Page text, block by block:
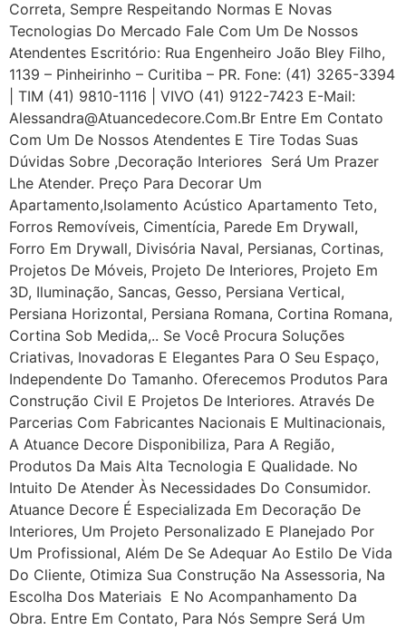
Correta, Sempre Respeitando Normas E Novas
Tecnologias Do Mercado Fale Com Um De Nossos
Atendentes Escritório: Rua Engenheiro João Bley Filho,
1139 – Pinheirinho – Curitiba – PR. Fone: (41) 3265-3394
| TIM (41) 9810-1116 | VIVO (41) 9122-7423 E-Mail:
Alessandra@atuancedecore.com.br Entre Em Contato
Com Um De Nossos Atendentes E Tire Todas Suas
Dúvidas Sobre ,Decoração Interiores Será Um Prazer
Lhe Atender. Preço Para Decorar Um
Apartamento,Isolamento Acústico Apartamento Teto,
Forros Removíveis, Cimentícia, Parede Em Drywall,
Forro Em Drywall, Divisória Naval, Persianas, Cortinas,
Projetos De Móveis, Projeto De Interiores, Projeto Em
3D, Iluminação, Sancas, Gesso, Persiana Vertical,
Persiana Horizontal, Persiana Romana, Cortina Romana,
Cortina Sob Medida,.. Se Você Procura Soluções
Criativas, Inovadoras E Elegantes Para O Seu Espaço,
Independente Do Tamanho. Oferecemos Produtos Para
Construção Civil E Projetos De Interiores. Através De
Parcerias Com Fabricantes Nacionais E Multinacionais,
A Atuance Decore Disponibiliza, Para A Região,
Produtos Da Mais Alta Tecnologia E Qualidade. No
Intuito De Atender Às Necessidades Do Consumidor.
Atuance Decore É Especializada Em Decoração De
Interiores, Um Projeto Personalizado E Planejado Por
Um Profissional, Além De Se Adequar Ao Estilo De Vida
Do Cliente, Otimiza Sua Construção Na Assessoria, Na
Escolha Dos Materiais E No Acompanhamento Da
Obra. Entre Em Contato, Para Nós Sempre Será Um